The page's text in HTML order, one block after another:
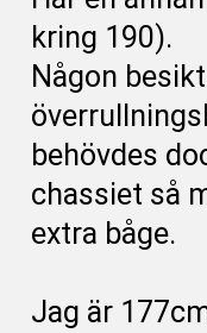
kring 190).
Någon
behövdes
chassiet så
extra båge.
Jag är